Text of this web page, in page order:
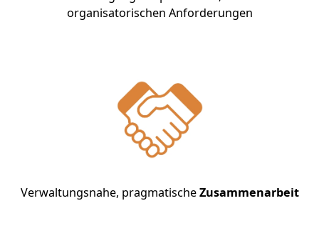
organisatorischen Anforderungen
Verwaltungsnahe, pragmatischeZusammenarbeit